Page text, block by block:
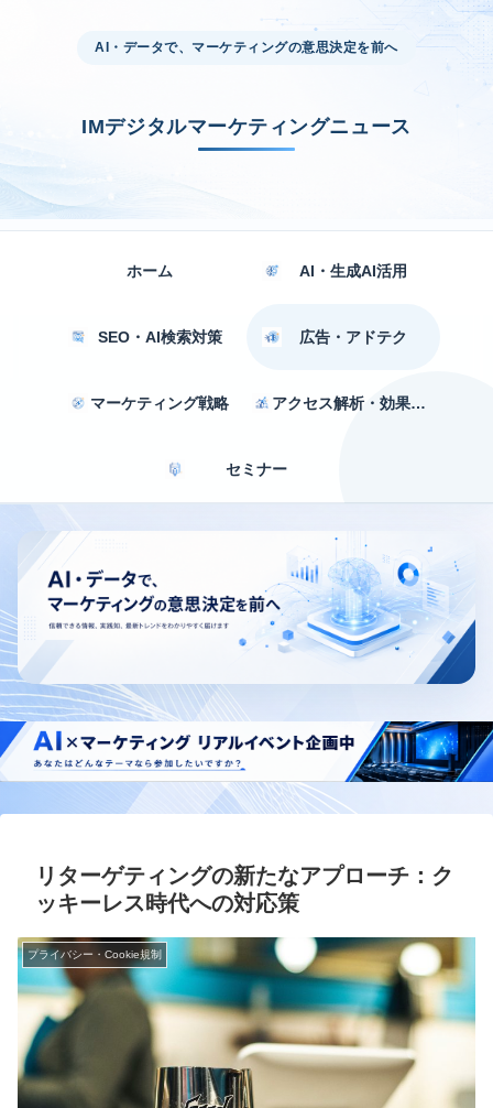
AI・データで、マーケティングの意思決定を前へ
IMデジタルマーケティングニュース
ホーム AI・生成AI活用
SEO・AI検索対策 広告・アドテク
マーケティング戦略 アクセス解析・効果測定
セミナー
リターゲティングの新たなアプローチ：ク
ッキーレス時代への対応策
プライバシー・Cookie規制